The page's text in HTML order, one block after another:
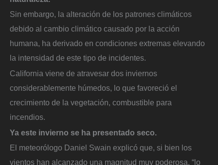
Sin embargo, la alteración de los patrones climáticos
debido al cambio climático causado por la acción
humana, ha derivado en condiciones extremas elevando
la intensidad de este tipo de incidentes.
California viene de atravesar dos inviernos
considerablemente húmedos, lo que favoreció el
crecimiento de la vegetación, combustible para
incendios.
Ya este invierno se ha presentado seco.
El meteorólogo Daniel Swain explicó que, si bien los
vientos han alcanzado una magnitud muy poderosa, “lo